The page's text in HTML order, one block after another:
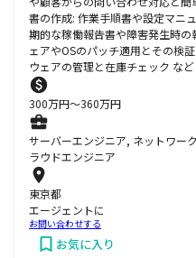
書の作成: 作業手順書や設定マニ
期的な稼働報告書や障害発生時
ェアやOSのパッチ適用とその検
ウェアの管理と在庫チェック など
300万円〜360万円
サーバーエンジニア, ネットワー
ラウドエンジニア
東京都
エージェントに
お問い合わせする
お気に入り